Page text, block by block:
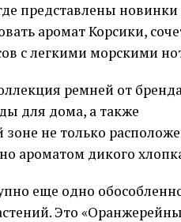
представлены
аромат Корсики,
с легкими морскими
ремней от
для дома, а также
не только
ароматом дикого
еще одно
Это